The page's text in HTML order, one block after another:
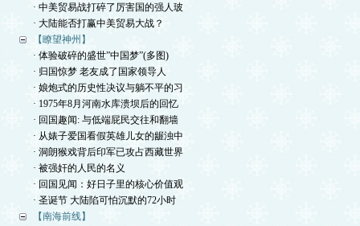
· 中美贸易战打碎了厉害国的强人玻
· 大陆能否打赢中美贸易大战？
【瞭望神州】
· 体验破碎的盛世”中国梦”(多图)
· 归国惊梦 老友成了国家领导人
· 娘炮式的历史性决议与躺不平的习
· 1975年8月河南水库溃坝后的回忆
· 回国趣闻: 与低端屁民交往和翻墙
· 从婊子爱国看假英雄儿女的龌浊中
· 洞朗猴戏背后印军已攻占西藏世界
· 被强奸的人民的名义
· 回国见闻：好日子里的核心价值观
· 圣诞节 大陆陷可怕沉默的72小时
【南海前线】